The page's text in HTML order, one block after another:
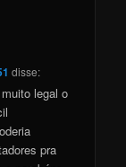
disse:
legal o
pra